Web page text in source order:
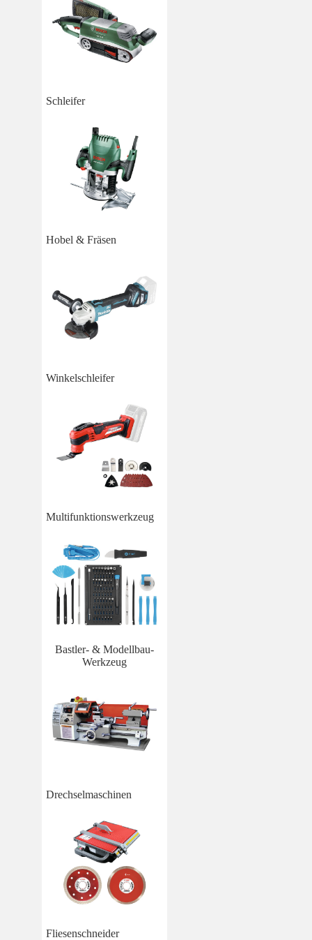
Schleifer
Hobel & Fräsen
Winkelschleifer
Multifunktionswerkzeug
Bastler- & Modellbau-
Werkzeug
Drechselmaschinen
Fliesenschneider